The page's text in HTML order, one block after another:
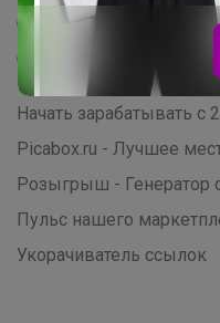
Самое желанное
Самое быстрое
Начать зарабатывать с
Picabox.ru - Лучшее
Розыгрыш - Генератор
Пульс нашего
Укорачиватель ссылок
LovEIam